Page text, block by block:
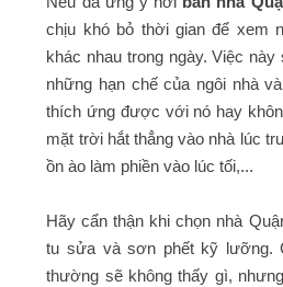
chịu khó bỏ thời gian để xem
khác nhau trong ngày. Việc
những hạn chế của ngôi nhà
thích ứng được với nó hay
mặt trời hắt thẳng vào nhà lúc
ồn ào làm phiền vào lúc tối,...
Hãy cẩn thận khi chọn nhà
tu sửa và sơn phết kỹ lưỡng.
thường sẽ không thấy gì,